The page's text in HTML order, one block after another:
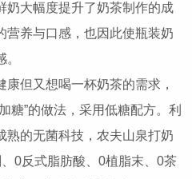
奶大幅度提升了奶茶制作的成
营养与口感，也因此使瓶装奶
但又想喝一杯奶茶的需求，
糖”的做法，采用低糖配方。利
熟的无菌科技，农夫山泉打奶
0反式脂肪酸、0植脂末、0茶